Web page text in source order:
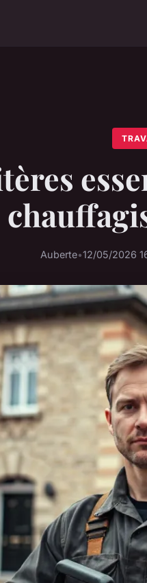
Auberte•12/05/2026